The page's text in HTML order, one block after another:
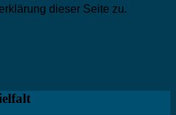
dieser Seite zu.